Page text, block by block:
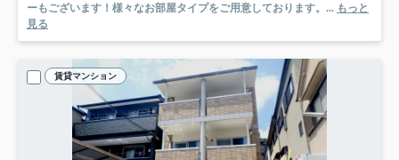
ーもございます！様々なお部屋タイプをご用意しております。... もっと
見る
賃貸マンション